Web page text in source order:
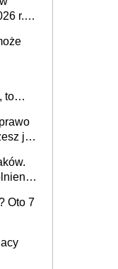
r.) –
to
je
Oto 7